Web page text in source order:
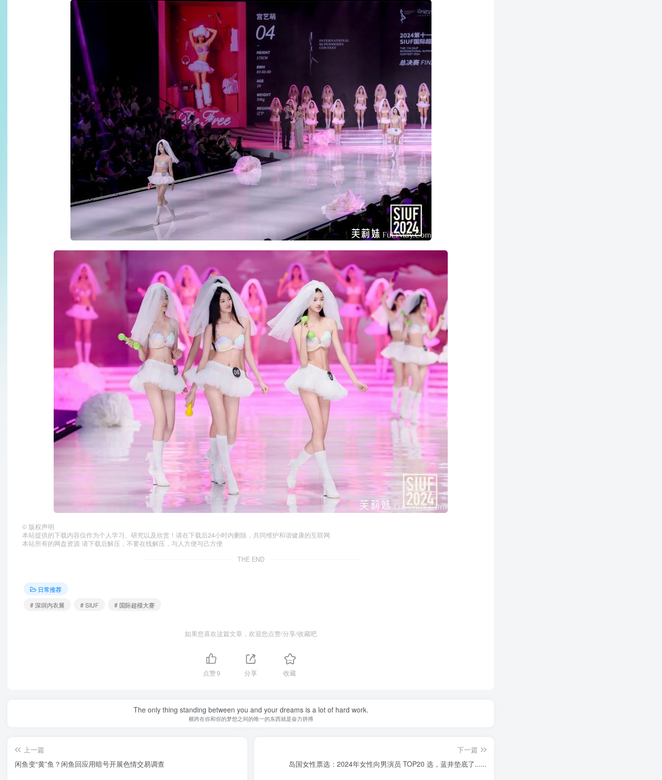
© 版权声明
本站提供的下载内容仅作为个人学习、研究以及欣赏！请在下载后24小时内删除，共同维护和谐健康的互联网
本站所有的网盘资源 请下载后解压，不要在线解压，与人方便与己方便
THE END
日常推荐
# 深圳内衣展
# SIUF # 国际超模大赛
如果您喜欢这篇文章，欢迎您点赞/分享/收藏吧
点赞9 分享 收藏
The only thing standing between you and your dreams is a lot of hard work.
横跨在你和你的梦想之间的唯一的东西就是奋力拼搏
上一篇
闲鱼变“黄”鱼？闲鱼回应用暗号开展色情交易调查
下一篇
岛国女性票选：2024年女性向男演员 TOP20 选，蓝井垫底了......